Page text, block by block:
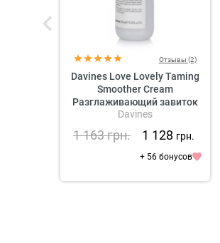
Отзывы (2)
Davines Love Lovely Taming
Smoother Cream
Разглаживающий завиток
крем для волос
Davines
1 163грн. 1 128 грн.
+ 56 бонусов